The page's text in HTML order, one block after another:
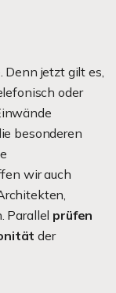
Denn jetzt gilt es,
oder
besonderen
wir auch
Parallel prüfen
der